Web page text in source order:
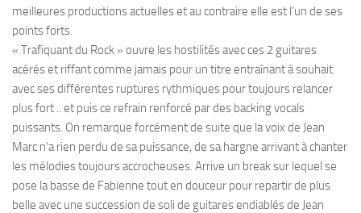
meilleures productions actuelles et au contraire elle est l’un de ses
points forts.
« Trafiquant du Rock » ouvre les hostilités avec ces 2 guitares
acérés et riffant comme jamais pour un titre entraînant à souhait
avec ses différentes ruptures rythmiques pour toujours relancer
plus fort .. et puis ce refrain renforcé par des backing vocals
puissants. On remarque forcément de suite que la voix de Jean
Marc n’a rien perdu de sa puissance, de sa hargne arrivant à chanter
les mélodies toujours accrocheuses. Arrive un break sur lequel se
pose la basse de Fabienne tout en douceur pour repartir de plus
belle avec une succession de soli de guitares endiablés de Jean